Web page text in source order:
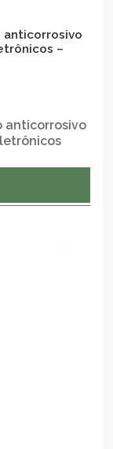
anticorrosivo
–
anticorrosivo